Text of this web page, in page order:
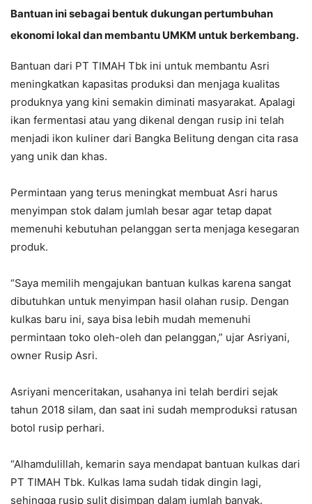
Bantuan ini sebagai bentuk dukungan pertumbuhan
ekonomi lokal dan membantu UMKM untuk berkembang.
Bantuan dari PT TIMAH Tbk ini untuk membantu Asri
meningkatkan kapasitas produksi dan menjaga kualitas
produknya yang kini semakin diminati masyarakat. Apalagi
ikan fermentasi atau yang dikenal dengan rusip ini telah
menjadi ikon kuliner dari Bangka Belitung dengan cita rasa
yang unik dan khas.
Permintaan yang terus meningkat membuat Asri harus
menyimpan stok dalam jumlah besar agar tetap dapat
memenuhi kebutuhan pelanggan serta menjaga kesegaran
produk.
“Saya memilih mengajukan bantuan kulkas karena sangat
dibutuhkan untuk menyimpan hasil olahan rusip. Dengan
kulkas baru ini, saya bisa lebih mudah memenuhi
permintaan toko oleh-oleh dan pelanggan,” ujar Asriyani,
owner Rusip Asri.
Asriyani menceritakan, usahanya ini telah berdiri sejak
tahun 2018 silam, dan saat ini sudah memproduksi ratusan
botol rusip perhari.
“Alhamdulillah, kemarin saya mendapat bantuan kulkas dari
PT TIMAH Tbk. Kulkas lama sudah tidak dingin lagi,
sehingga rusip sulit disimpan dalam jumlah banyak.